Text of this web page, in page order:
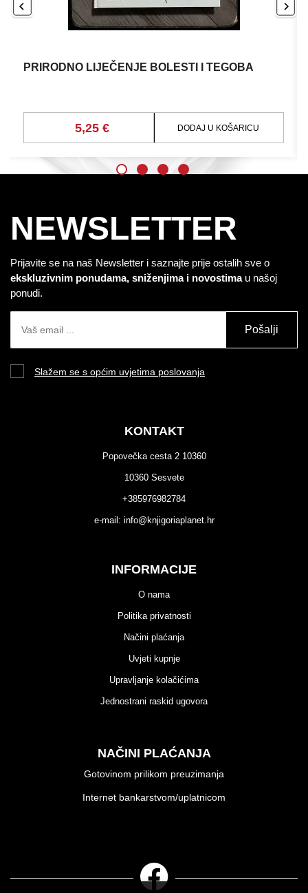
PRIRODNO LIJEČENJE BOLESTI I TEGOBA
5,25 € DODAJ U KOŠARICU
NEWSLETTER
Prijavite se na naš Newsletter i saznajte prije ostalih sve o
ekskluzivnim ponudama, sniženjima i novostimau našoj
ponudi.
Pošalji
Slažem se s općim uvjetima poslovanja
KONTAKT
Popovečka cesta 2 10360
10360 Sesvete
+385976982784
e-mail: info@knjigoriaplanet.hr
INFORMACIJE
O nama
Politika privatnosti
Načini plaćanja
Uvjeti kupnje
Upravljanje kolačićima
Jednostrani raskid ugovora
NAČINI PLAĆANJA
Gotovinom prilikom preuzimanja
Internet bankarstvom/uplatnicom